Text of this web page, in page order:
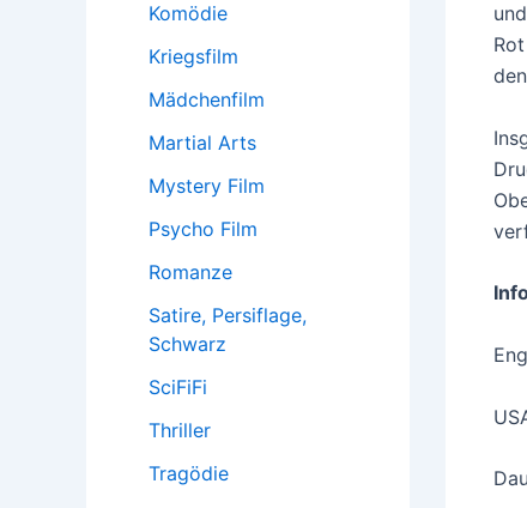
Komödie
Kriegsfilm
Mädchenfilm
Martial Arts
Mystery Film
Psycho Film
Romanze
Satire, Persiflage,
Schwarz
SciFiFi
Thriller
Tragödie